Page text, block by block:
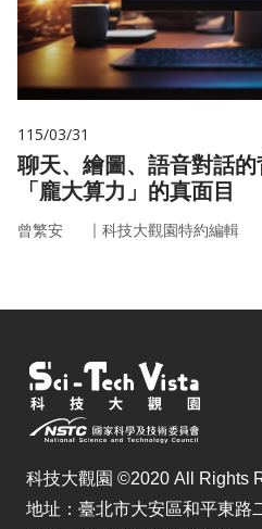
115/03/31
聊天、繪圖、語音對話
「龐大算力」的真面目
曾繁安 ｜ 科技大觀園特約編輯
科技大觀園 ©2020 All Rights
地址：臺北市大安區和平東路